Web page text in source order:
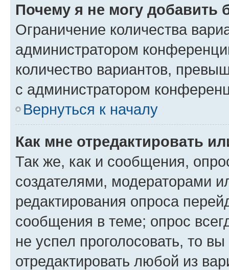
Почему я не могу добавить
Ограничение количества
администратором
количество вариантов,
с администратором
Вернуться к началу
Как мне отредактировать
Так же, как и сообщения,
создателями, модераторами
редактирования опроса
сообщения в теме; опрос
не успел проголосовать, то
отредактировать любой из